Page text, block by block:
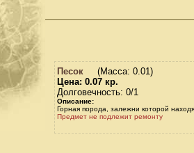
Песок
(Масса: 0.01)
Цена: 0.07 кр.
Долговечность: 0/1
Описание:
Горная порода, залежни которой
Предмет не подлежит ремонту